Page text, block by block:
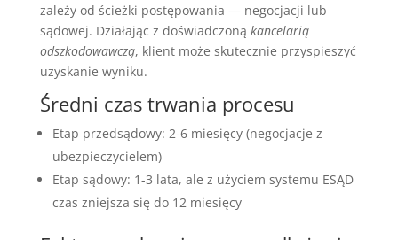
zależy od ścieżki postępowania — negocjacji lub
sądowej. Działając z doświadczoną kancelarią
odszkodowawczą, klient może skutecznie przyspieszyć
uzyskanie wyniku.
Średni czas trwania procesu
Etap przedsądowy: 2-6 miesięcy (negocjacje z
ubezpieczycielem)
Etap sądowy: 1-3 lata, ale z użyciem systemu ESĄD
czas zniejsza się do 12 miesięcy